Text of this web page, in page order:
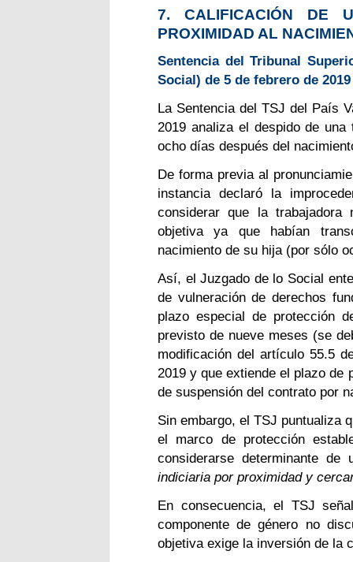
7. CALIFICACIÓN DE
PROXIMIDAD AL
Sentencia del Tribunal
Social) de 5 de febrero de 2019
La Sentencia del TSJ del País
2019 analiza el despido de
ocho días después del
De forma previa al
instancia declaró la
considerar que la trabajadora
objetiva ya que habían
nacimiento de su hija (por sólo
Así, el Juzgado de lo Social
de vulneración de derechos
plazo especial de protección
previsto de nueve meses (se
modificación del artículo 55.5
2019 y que extiende el plazo
de suspensión del contrato por
Sin embargo, el TSJ puntualiza
el marco de protección
considerarse determinante de
indiciaria por proximidad y
En consecuencia, el TSJ
componente de género no
objetiva exige la inversión de la